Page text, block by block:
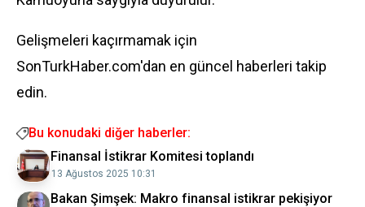
Gelişmeleri kaçırmamak için
SonTurkHaber.com'dan en güncel haberleri takip
edin.
Bu konudaki diğer haberler:
Finansal İstikrar Komitesi toplandı
13 Ağustos 2025 10:31
Bakan Şimşek: Makro finansal istikrar pekişiyor